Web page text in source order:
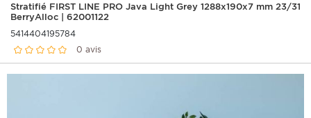
Stratifié FIRST LINE PRO Java Light Grey 1288x190x7 mm 23/31
BerryAlloc | 62001122
5414404195784
0 avis